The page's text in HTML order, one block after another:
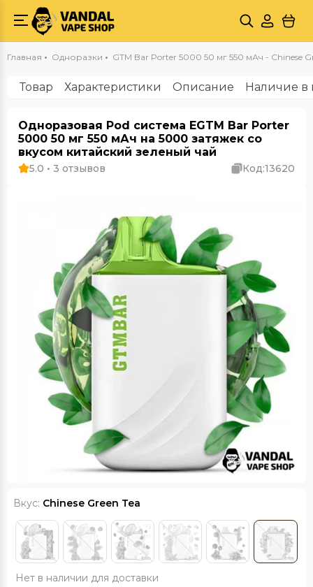
Главная Одноразки GTM Bar Porter 5000 50 мг 550 мАч - Chinese
Товар Характеристики Описание Наличие в
Одноразовая Pod система EGTM Bar Porter
5000 50 мг 550 мАч на 5000 затяжек со
вкусом китайский зеленый чай
5.0 • 3 отзывов Код:13620
Вкус: Chinese Green Tea
Нет в наличии для доставки